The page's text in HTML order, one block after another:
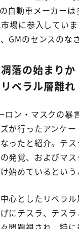
自動車メーカー
場に参入してい
GMのセンスのな
落の始まりか
ベラル層離れ
ロン・マスクの暴
が行ったアンケ
ったと紹介。テ
発覚、およびマ
始めているという
心としたリベラ
にテスラ、テスラ